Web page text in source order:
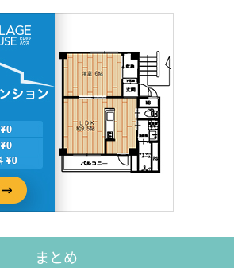
まとめ